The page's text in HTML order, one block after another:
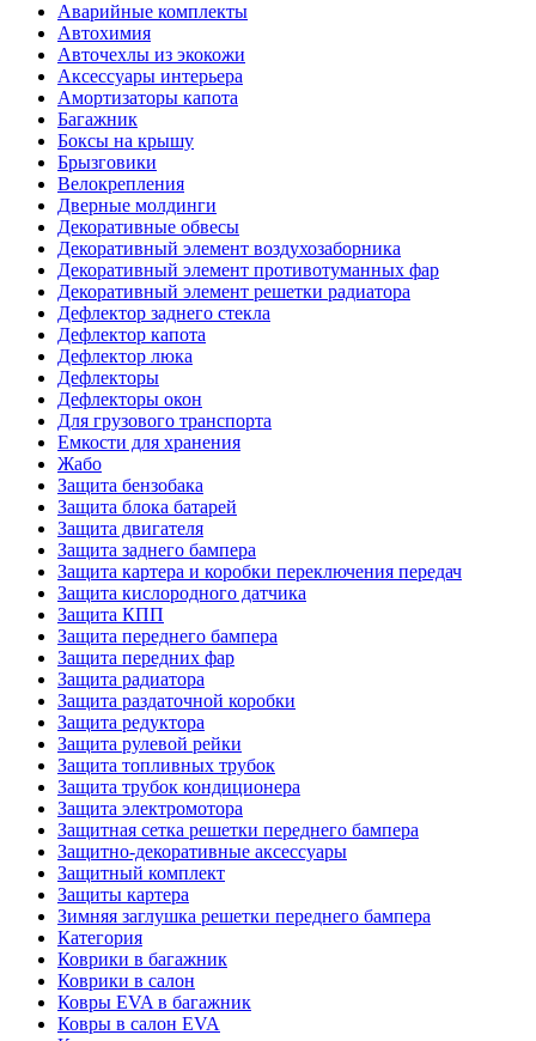
Аварийные комплекты
Автохимия
Авточехлы из экокожи
Аксессуары интерьера
Амортизаторы капота
Багажник
Боксы на крышу
Брызговики
Велокрепления
Дверные молдинги
Декоративные обвесы
Декоративный элемент воздухозаборника
Декоративный элемент противотуманных фар
Декоративный элемент решетки радиатора
Дефлектор заднего стекла
Дефлектор капота
Дефлектор люка
Дефлекторы
Дефлекторы окон
Для грузового транспорта
Емкости для хранения
Жабо
Защита бензобака
Защита блока батарей
Защита двигателя
Защита заднего бампера
Защита картера и коробки переключения передач
Защита кислородного датчика
Защита КПП
Защита переднего бампера
Защита передних фар
Защита радиатора
Защита раздаточной коробки
Защита редуктора
Защита рулевой рейки
Защита топливных трубок
Защита трубок кондиционера
Защита электромотора
Защитная сетка решетки переднего бампера
Защитно-декоративные аксессуары
Защитный комплект
Защиты картера
Зимняя заглушка решетки переднего бампера
Категория
Коврики в багажник
Коврики в салон
Ковры EVA в багажник
Ковры в салон EVA